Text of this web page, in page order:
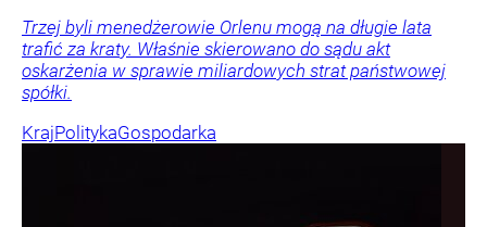
Trzej byli menedżerowie Orlenu mogą na długie lata
trafić za kraty. Właśnie skierowano do sądu akt
oskarżenia w sprawie miliardowych strat państwowej
spółki.
KrajPolitykaGospodarka